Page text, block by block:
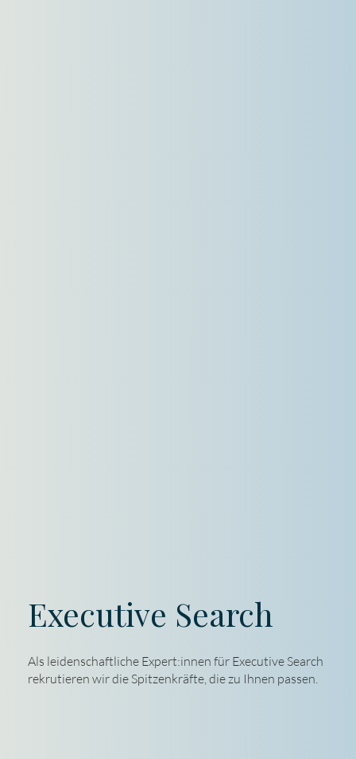
Executive Search
Als leidenschaftliche Expert:innen für Executive Search
rekrutieren wir die Spitzenkräfte, die zu Ihnen passen.